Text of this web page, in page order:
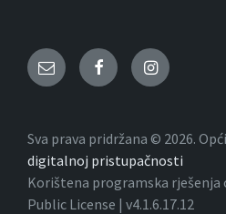
Email FacebookInstagram
Sva prava pridržana © 2026.
digitalnoj pristupačnosti
Korištena programska rješenja
Public License | v4.1.6.17.12